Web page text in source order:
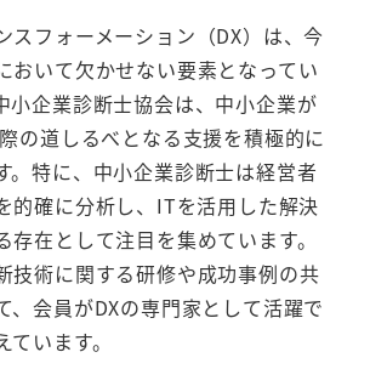
スフォーメーション（DX）は、今
おいて欠かせない要素となってい
小企業診断士協会は、中小企業が
の道しるべとなる支援を積極的に
。特に、中小企業診断士は経営者
的確に分析し、ITを活用した解決
存在として注目を集めています。
技術に関する研修や成功事例の共
、会員がDXの専門家として活躍で
います。